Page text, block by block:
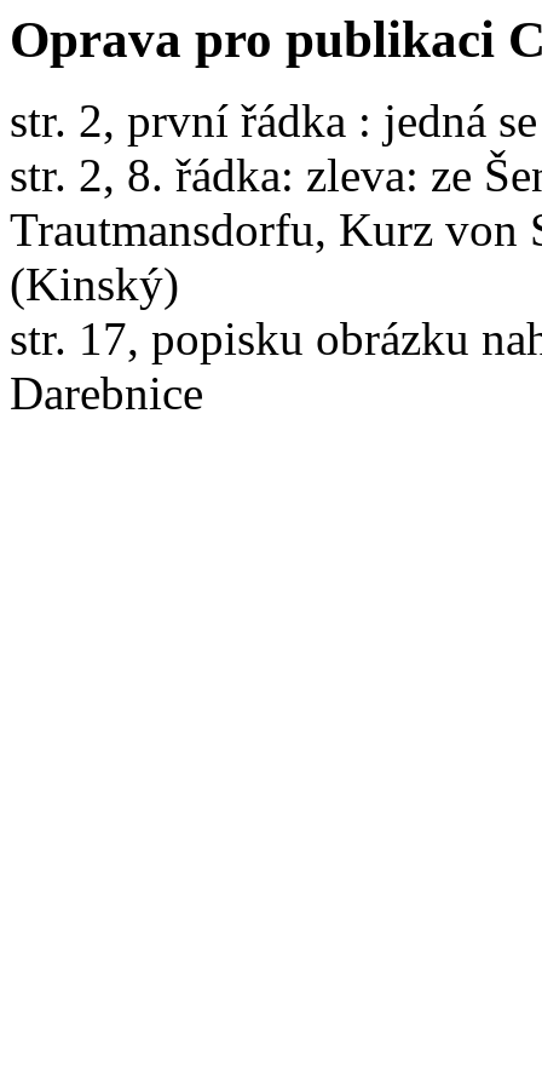
Oprava pro publikaci
str. 2, první řádka : jedná
str. 2, 8. řádka: zleva: ze
Trautmansdorfu, Kurz von
(Kinský)
str. 17, popisku obrázku
Darebnice